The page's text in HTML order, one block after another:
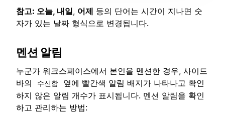
참고: 오늘, 내일, 어제 등의 단어는 시간이 지나면 숫
자가 있는 날짜 형식으로 변경됩니다.
멘션 알림
누군가 워크스페이스에서 본인을 멘션한 경우, 사이드
바의
수신함
옆에 빨간색 알림 배지가 나타나고 확인
하지 않은 알림 개수가 표시됩니다. 멘션 알림을 확인
하고 관리하는 방법: